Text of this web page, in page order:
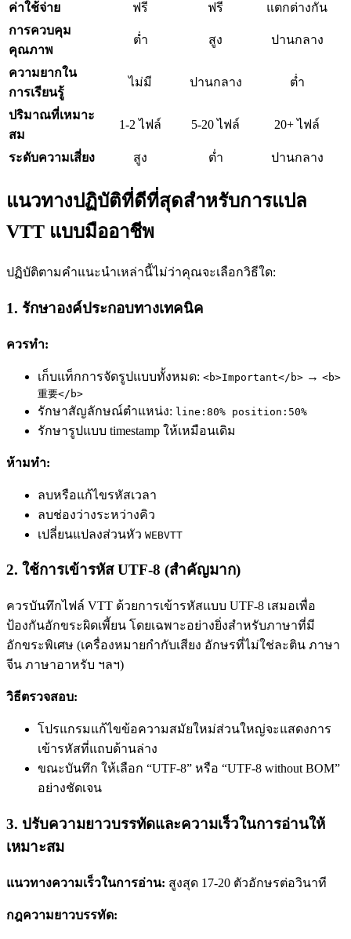
ค่าใช้จ่าย ฟรี ฟรี
แตกต่างกัน
การควบคุม
คุณภาพ
ต่ำ สูง ปานกลาง
ความยากใน
การเรียนรู้
ไม่มี ปานกลาง ต่ำ
ปริมาณที่เหมาะ
สม
1-2 ไฟล์ 5-20 ไฟล์ 20+ ไฟล์
ระดับความเสี่ยง สูง ต่ำ ปานกลาง
แนวทางปฏิบัติที่ดีที่สุดสำหรับการแปล
VTT แบบมืออาชีพ
ปฏิบัติตามคำแนะนำเหล่านี้ไม่ว่าคุณจะเลือกวิธีใด:
1. รักษาองค์ประกอบทางเทคนิค
ควรทำ:
เก็บแท็กการจัดรูปแบบทั้งหมด: <b>Important</b> → <b>
重要</b>
รักษาสัญลักษณ์ตำแหน่ง: line:80% position:50%
รักษารูปแบบ timestamp ให้เหมือนเดิม
ห้ามทำ:
ลบหรือแก้ไขรหัสเวลา
ลบช่องว่างระหว่างคิว
เปลี่ยนแปลงส่วนหัว WEBVTT
2. ใช้การเข้ารหัส UTF-8 (สำคัญมาก)
ควรบันทึกไฟล์ VTT ด้วยการเข้ารหัสแบบ UTF-8 เสมอเพื่อ
ป้องกันอักขระผิดเพี้ยน โดยเฉพาะอย่างยิ่งสำหรับภาษาที่มี
อักขระพิเศษ (เครื่องหมายกำกับเสียง อักษรที่ไม่ใช่ละติน ภาษา
จีน ภาษาอาหรับ ฯลฯ)
วิธีตรวจสอบ:
โปรแกรมแก้ไขข้อความสมัยใหม่ส่วนใหญ่จะแสดงการ
เข้ารหัสที่แถบด้านล่าง
ขณะบันทึก ให้เลือก “UTF-8” หรือ “UTF-8 without BOM”
อย่างชัดเจน
3. ปรับความยาวบรรทัดและความเร็วในการอ่านให้
เหมาะสม
แนวทางความเร็วในการอ่าน: สูงสุด 17-20 ตัวอักษรต่อวินาที
กฎความยาวบรรทัด: